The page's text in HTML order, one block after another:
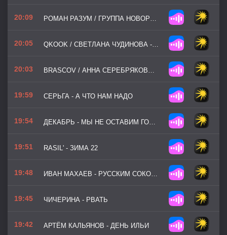
20:09 РОМАН РАЗУМ / ГРУППА НОВОРОССИЯ - ЭТО ВАМ ЗА ПАЦАНОВ
20:05 QKOOK / СВЕТЛАНА ЧУДИНОВА - ПАЦАНЫ ИЗ СТАЛИ
20:03 BRASCOV / АННА СЕРЕБРЯКОВА / ТИМУР ТАНКИСТ - ФРОНТОВАЯ
19:59 СЕРЬГА - А ЧТО НАМ НАДО
19:54 ДЕКАБРЬ - МЫ НЕ ОСТАВИМ ГОРОДА СВОИ
19:51 RASIL' - ЗИМА 22
19:48 ИВАН МАХАЕВ - РУССКИМ СОКОЛАМ
19:45 ЧИЧЕРИНА - РВАТЬ
19:42 АРТЁМ КАЛЬЯНОВ - ДЕНЬ ИЛЬИ